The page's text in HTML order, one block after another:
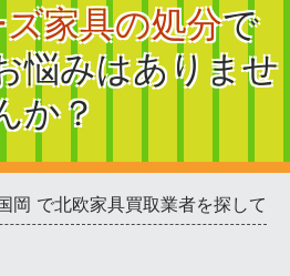
家具の処分で
悩みはありませ
か？
岡 で北欧家具買取業者を探して